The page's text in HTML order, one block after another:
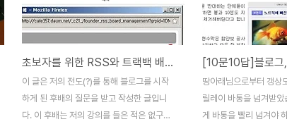
면을 구성할 수 있습니다. 아울러 뉴스 기능
을 활용하는 것은 기존 홈페이지 보다 훨씬
뛰어나고 원래 홈페이지에 사용하던 독립도
메인을 그대로 사용할 수 있을 뿐만 아니라
사진이나 문서화일을 정리하여 보관하는 것
도 그다지 불편하지 않습니다. 티스토리 블로
그로 홈페이지 대신할 때, 배너 광고 만..
이벤트 당첨자 발표 포
로그 2주년이 다가온다
아무튼, 블로그 개설 2주
블로그가 다음 view 애
되는 '이벤트'를 경험하
쓴 글이 어떻게 소개될
은 ..
초보자를 위한 RSS와 트랙백 배우기
이 글은 저의 전도(?)를 통해 블로그를 시작
하게 된 후배의 질문을 받고 작성한 글입니
다. 이 후배는 저의 강의를 들은 적은 없구요.
땅아래님으로부터 갱상
릴레이 바통을 넘겨받았
게 바통을 빨리 넘겨야